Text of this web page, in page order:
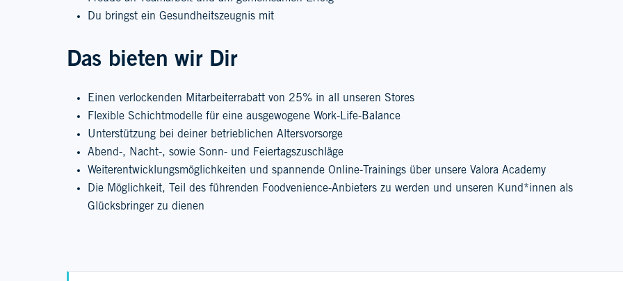
Du bringst ein Gesundheitszeugnis mit
Das bieten wir Dir
Einen verlockenden Mitarbeiterrabatt von 25% in all unseren Stores
Flexible Schichtmodelle für eine ausgewogene Work-Life-Balance
Unterstützung bei deiner betrieblichen Altersvorsorge
Abend-, Nacht-, sowie Sonn- und Feiertagszuschläge
Weiterentwicklungsmöglichkeiten und spannende Online-Trainings über unsere Valora Academy
Die Möglichkeit, Teil des führenden Foodvenience-Anbieters zu werden und unseren Kund*innen als
Glücksbringer zu dienen